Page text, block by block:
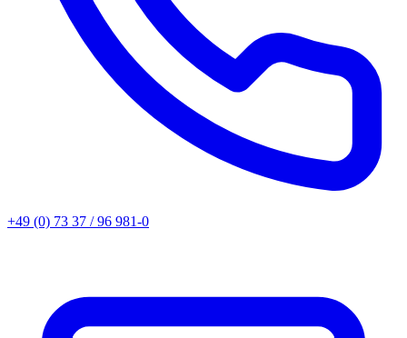
+49 (0) 73 37 / 96 981-0